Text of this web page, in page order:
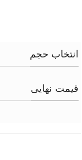
انتخاب حجم
قیمت نهایی